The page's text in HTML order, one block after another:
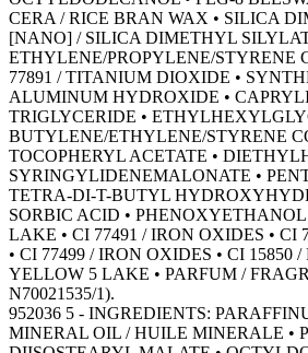
CERA / RICE BRAN WAX • SILICA
[NANO] / SILICA DIMETHYL
ETHYLENE/PROPYLENE/STYRENE
77891 / TITANIUM DIOXIDE •
ALUMINUM HYDROXIDE •
TRIGLYCERIDE •
BUTYLENE/ETHYLENE/STYRENE
TOCOPHERYL ACETATE •
SYRINGYLIDENEMALONATE •
TETRA-DI-T-BUTYL
SORBIC ACID • PHENOXYETHANOL
LAKE • CI 77491 / IRON OXIDES • CI
• CI 77499 / IRON OXIDES • CI 15850 /
YELLOW 5 LAKE • PARFUM /
N70021535/1).
952036 5 - INGREDIENTS:
MINERAL OIL / HUILE MINERALE •